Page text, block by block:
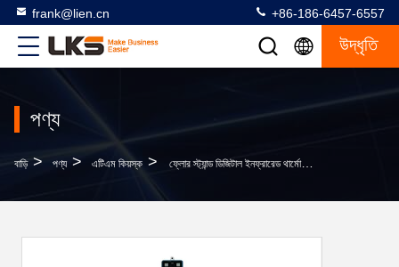
frank@lien.cn +86-186-6457-6557
উদ্ধৃতি
পণ্য
বাড়ি > পণ্য > এটিএম কিয়স্ক > ফ্লোর স্ট্যান্ড ডিজিটাল ইনফ্রারেড থার্মোমিটার